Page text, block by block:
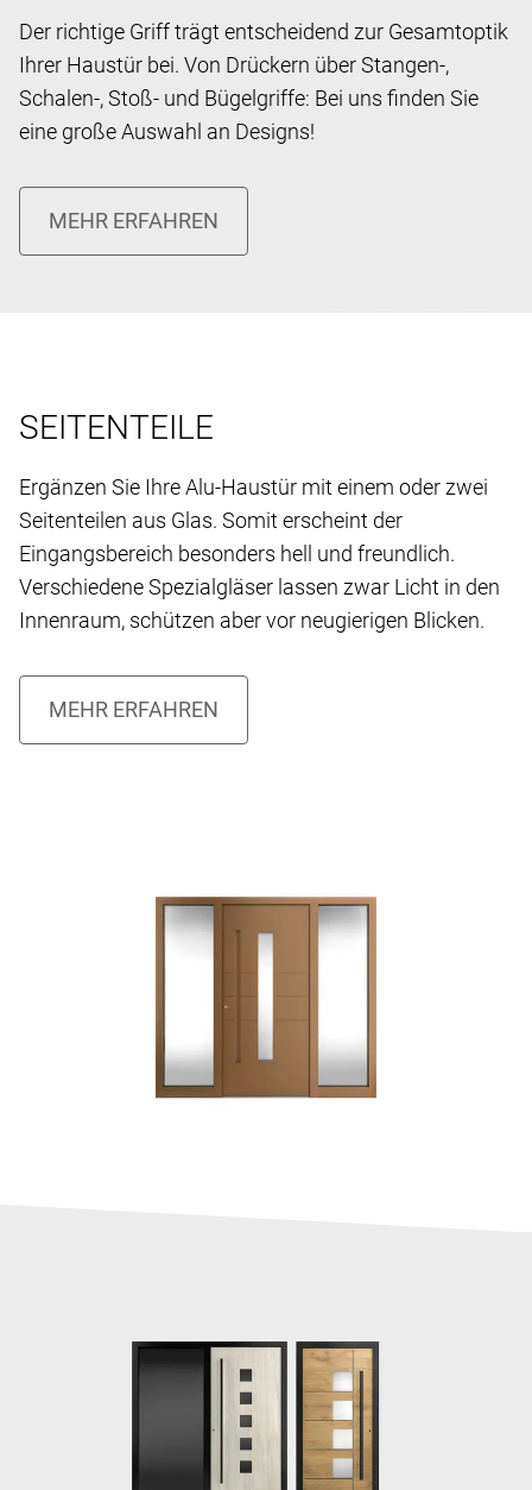
Der richtige Griff trägt entscheidend zur Gesamtoptik
Ihrer Haustür bei. Von Drückern über Stangen-,
Schalen-, Stoß- und Bügelgriffe: Bei uns finden Sie
eine große Auswahl an Designs!
SEITENTEILE
Ergänzen Sie Ihre Alu-Haustür mit einem oder zwei
Seitenteilen aus Glas. Somit erscheint der
Eingangsbereich besonders hell und freundlich.
Verschiedene Spezialgläser lassen zwar Licht in den
Innenraum, schützen aber vor neugierigen Blicken.